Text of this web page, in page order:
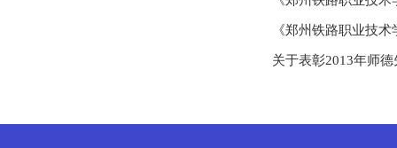
《郑州铁路职业技
关于表彰2013年师